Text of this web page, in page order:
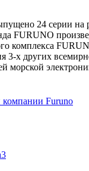
24 серии на
FURUNO
комплекса
3-х других
морской
компании Furuno